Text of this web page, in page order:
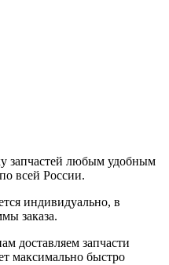
запчастей любым удобным
всей России.
индивидуально, в
заказа.
доставляем запчасти
максимально быстро